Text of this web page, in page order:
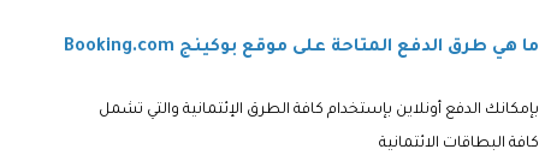
ما هي طرق الدفع المتاحة على موقع بوكينج Booking.com
بإمكانك الدفع أونلاين بإستخدام كافة الطرق الإئتمانية والتي تشمل
كافة البطاقات الائتمانية